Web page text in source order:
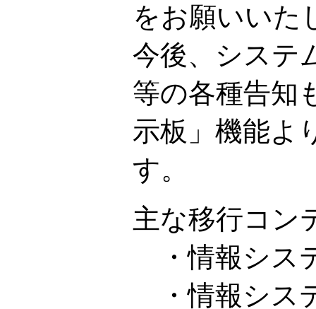
をお願いいた
今後、システ
等の各種告知
示板」機能よ
す。
主な移行コン
・情報シス
・情報シス